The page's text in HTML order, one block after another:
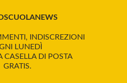
INDISCREZIONI
LUNEDÌ
CASELLA DI POSTA
GRATIS.